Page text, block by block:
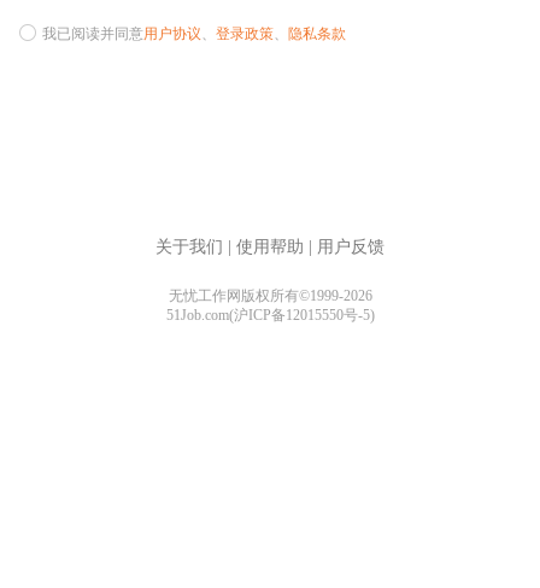
我已阅读并同意用户协议、 登录政策、 隐私条款
关于我们 使用帮助 用户反馈
无忧工作网版权所有©1999-2026
51Job.com(沪ICP备12015550号-5)